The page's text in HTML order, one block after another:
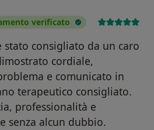
verificato
stato consigliato da un caro
cordiale,
e comunicato in
terapeutico consigliato.
professionalità e
senza alcun dubbio.